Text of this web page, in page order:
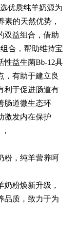
优质纯羊奶源为
素的天然优势，
双益组合，借助
合，帮助维持宝
性益生菌Bb-12具
，有助于建立良
利于促进肠道有
肠道微生态环
激发内在保护
,
粉，纯羊营养呵
粉焕新升级，
品质，致力于为